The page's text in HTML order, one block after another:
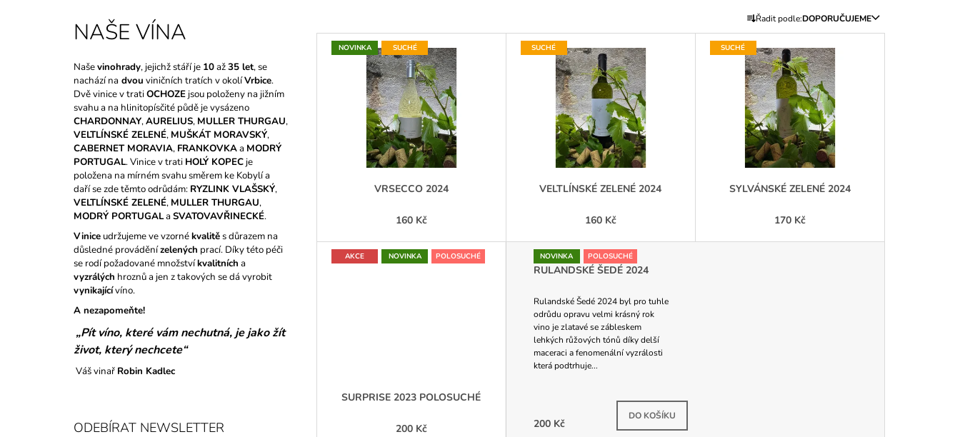
NAŠE VÍNA
Naševinohrady, jejichž stáří je 10až35 let, se
nachází na dvou viničních tratích v okolíVrbice.
Dvě vinice v tratiOCHOZE jsou položeny na jižním
svahu a na hlinitopísčité půdě je vysázeno
CHARDONNAY,AURELIUS, MULLER THURGAU,
VELTLÍNSKÉ ZELENÉ, MUŠKÁT MORAVSKÝ,
CABERNET MORAVIA, FRANKOVKAa MODRÝ
PORTUGAL. Vinice v trati HOLÝ KOPEC je
položena na mírném svahu směrem ke Kobylí a
daří se zde těmto odrůdám: RYZLINK VLAŠSKÝ,
VELTLÍNSKÉ ZELENÉ, MULLER THURGAU,
MODRÝ PORTUGALa SVATOVAVŘINECKÉ.
Vinice udržujeme ve vzornékvalitěs důrazem na
důsledné prováděnízelených prací. Díky této péči
se rodí požadované množstvíkvalitních a
vyzrálých hroznů a jen z takových se dá vyrobit
vynikajícívíno.
A nezapomeňte!
„Pít víno, které vám nechutná, je jako žít
život, který nechcete“
Váš vinař Robin Kadlec
ODEBÍRAT NEWSLETTER
Ř
A
Z
E
N
P
R
O
D
U
T
Řadit podle:DOPORUČUJEME
V
T
NOVINKA SUCHÉ
VRSECCO 2024
160 Kč
SUCHÉ
VELTLÍNSKÉ ZELENÉ 2024
160 Kč
SUCHÉ
SYLVÁNSKÉ ZELENÉ 2024
170 Kč
AKCE NOVINKA POLOSUCHÉ
SURPRISE 2023 POLOSUCHÉ
200 Kč
NOVINKA POLOSUCHÉ
RULANDSKÉ ŠEDÉ 2024
Rulandské Šedé 2024 byl pro tuhle
odrůdu opravu velmi krásný rok
vino je zlatavé se zábleskem
lehkých růžových tónů díky delší
maceraci a fenomenální vyzrálosti
která podtrhuje...
200 Kč
DO KOŠÍKU
Skladem